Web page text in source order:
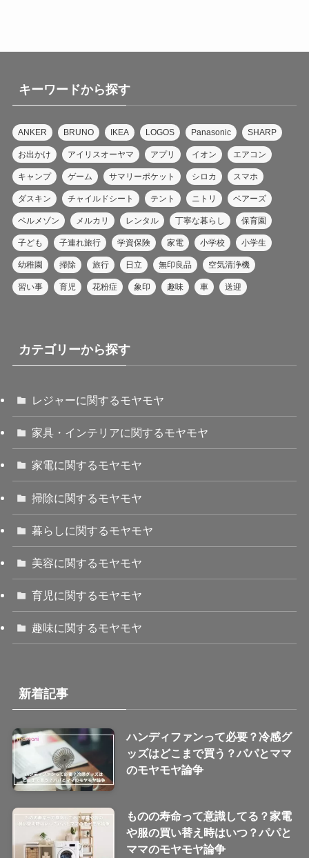
キーワードから探す
ANKER BRUNO IKEA LOGOS Panasonic SHARP
お出かけ アイリスオーヤマ アプリ イオン エアコン
キャンプ ゲーム サマリーポケット シロカ スマホ
ダスキン チャイルドシート テント ニトリ ベアーズ
ベルメゾン メルカリ レンタル 丁寧な暮らし 保育園
子ども 子連れ旅行 学資保険 家電 小学校 小学生
幼稚園 掃除 旅行 日立 無印良品 空気清浄機
習い事 育児 花粉症 象印 趣味 車 送迎
カテゴリーから探す
レジャーに関するモヤモヤ
家具・インテリアに関するモヤモヤ
家電に関するモヤモヤ
掃除に関するモヤモヤ
暮らしに関するモヤモヤ
美容に関するモヤモヤ
育児に関するモヤモヤ
趣味に関するモヤモヤ
新着記事
ハンディファンって必要？冷感グ
ッズはどこまで買う？パパとママ
のモヤモヤ論争
ものの寿命って意識してる？家電
や服の買い替え時はいつ？パパと
ママのモヤモヤ論争